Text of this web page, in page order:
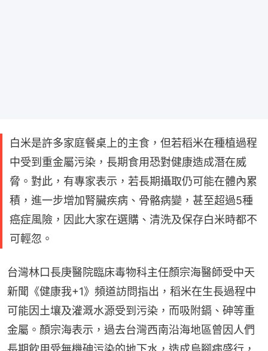
白米是許多家庭餐桌上的主食，但若稻米在種植過程
中受到重金屬污染，長期食用恐對健康造成潛在威
脅。對此，有專家表示，若長期攝取仍可能在體內累
積，進一步增加腎臟疾病、骨骼病變，甚至超過5種
癌症風險，因此大家在選購、清洗及保存白米時都不
可輕忽。
台灣林口長庚醫院臨床毒物科主任顏宗海醫師受中天
新聞《健康我+1》頻道訪問指出，稻米在生長過程中
可能因土壤及灌溉水源受到污染，而吸附鎘、砷等重
金屬。顏宗海表示，過去台灣西南沿海地區曾因人們